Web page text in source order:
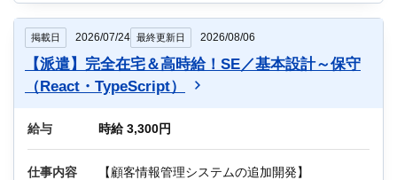
り）
※入社後1～2週間程度はPC準備などで出社
教育制度：OJTあり
他にもIT関連のお仕事が多数ございます。
迷っている方も、まずはお気軽にご相談くださ
い！
掲載日 2026/07/24 最終更新日 2026/08/06
【派遣】完全在宅＆高時給！SE／基本設計～保守
（React・TypeScript）
給与 時給 3,300円
仕事内容 【顧客情報管理システムの追加開発】